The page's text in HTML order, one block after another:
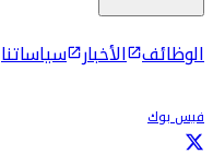
الوظائف الأخبار سياساتنا
فيس بوك